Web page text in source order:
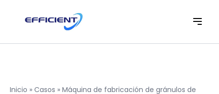
Inicio » Casos » Máquina de fabricación de gránulos de